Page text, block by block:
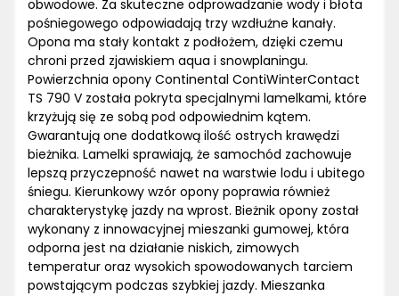
obwodowe. Za skuteczne odprowadzanie wody i błota
pośniegowego odpowiadają trzy wzdłużne kanały.
Opona ma stały kontakt z podłożem, dzięki czemu
chroni przed zjawiskiem aqua i snowplaningu.
Powierzchnia opony Continental ContiWinterContact
TS 790 V została pokryta specjalnymi lamelkami, które
krzyżują się ze sobą pod odpowiednim kątem.
Gwarantują one dodatkową ilość ostrych krawędzi
bieżnika. Lamelki sprawiają, że samochód zachowuje
lepszą przyczepność nawet na warstwie lodu i ubitego
śniegu. Kierunkowy wzór opony poprawia również
charakterystykę jazdy na wprost. Bieżnik opony został
wykonany z innowacyjnej mieszanki gumowej, która
odporna jest na działanie niskich, zimowych
temperatur oraz wysokich spowodowanych tarciem
powstającym podczas szybkiej jazdy. Mieszanka